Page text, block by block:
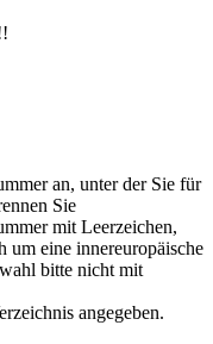
an, unter der Sie für
Sie
mit Leerzeichen,
um eine innereuropäische
bitte nicht mit
angegeben.